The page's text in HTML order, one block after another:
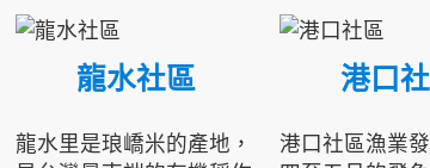
龍水社區
龍水里是琅嶠米的產地，
港口
港口社區漁業